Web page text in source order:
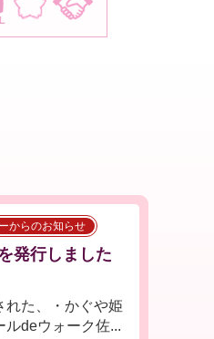
からのお知らせ
発行しました
れた、・かぐや姫
deウォーク佐...